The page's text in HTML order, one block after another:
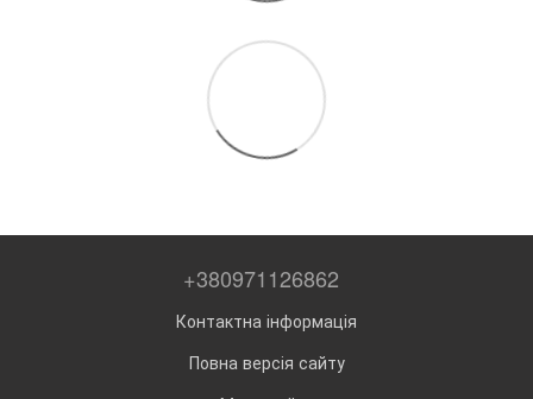
+380971126862
Контактна інформація
Повна версія сайту